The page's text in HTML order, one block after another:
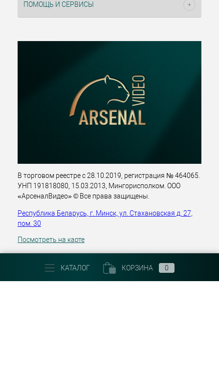
ПОМОЩЬ И СЕРВИСЫ
В торговом реестре с 28.10.2019, регистрация № 464065.
УНП 191818080, 15.03.2013, Мингорисполком. ООО
«АрсеналВидео» © Все права защищены.
Республика Беларусь, г. Минск, ул. Стахановская д. 27,
пом. 30
Посмотреть на карте
+375 (29) 303 22 30
КАТАЛОГ КОРЗИНА 0